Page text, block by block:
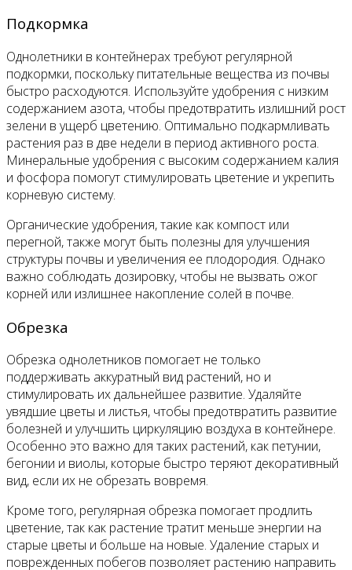
Подкормка
Однолетники в контейнерах требуют регулярной
подкормки, поскольку питательные вещества из почвы
быстро расходуются. Используйте удобрения с низким
содержанием азота, чтобы предотвратить излишний рост
зелени в ущерб цветению. Оптимально подкармливать
растения раз в две недели в период активного роста.
Минеральные удобрения с высоким содержанием калия
и фосфора помогут стимулировать цветение и укрепить
корневую систему.
Органические удобрения, такие как компост или
перегной, также могут быть полезны для улучшения
структуры почвы и увеличения ее плодородия. Однако
важно соблюдать дозировку, чтобы не вызвать ожог
корней или излишнее накопление солей в почве.
Обрезка
Обрезка однолетников помогает не только
поддерживать аккуратный вид растений, но и
стимулировать их дальнейшее развитие. Удаляйте
увядшие цветы и листья, чтобы предотвратить развитие
болезней и улучшить циркуляцию воздуха в контейнере.
Особенно это важно для таких растений, как петунии,
бегонии и виолы, которые быстро теряют декоративный
вид, если их не обрезать вовремя.
Кроме того, регулярная обрезка помогает продлить
цветение, так как растение тратит меньше энергии на
старые цветы и больше на новые. Удаление старых и
поврежденных побегов позволяет растению направить